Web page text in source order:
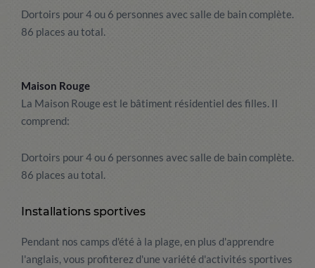
Dortoirs pour 4 ou 6 personnes avec salle de bain complète.
86 places au total.
Maison Rouge
La Maison Rouge est le bâtiment résidentiel des filles. Il
comprend:
Dortoirs pour 4 ou 6 personnes avec salle de bain complète.
86 places au total.
Installations sportives
Pendant nos camps d'été à la plage, en plus d'apprendre
l'anglais, vous profiterez d'une variété d'activités sportives